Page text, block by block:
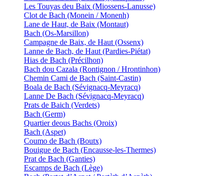
Les Touyas deu Baix (Miossens-Lanusse)
Clot de Bach (Monein / Monenh)
Lane de Haut, de Baix (Montaut)
Bach (Os-Marsillon)
Campagne de Baix, de Haut (Ossenx)
Lanne de Bach, de Haut (Pardies-Piétat)
Hias de Bach (Précilhon)
Bach dou Cazala (Rontignon / Hrontinhon)
Chemin Cami de Bach (Saint-Castin)
Boala de Bach (Sévignacq-Meyracq)
Lanne De Bach (Sévignacq-Meyracq)
Prats de Baich (Verdets)
Bach (Germ)
Quartier deous Bachs (Oroix)
Bach (Aspet)
Coumo de Bach (Boutx)
Bouigue de Bach (Encausse-les-Thermes)
Prat de Bach (Ganties)
Escamps de Bach (Lège)